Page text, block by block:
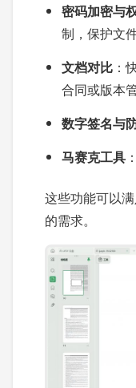
密码加密与
制，保护文
文档对比 ：
合同或版本管
数字签名与
马赛克工具
这些功能可以
的需求。